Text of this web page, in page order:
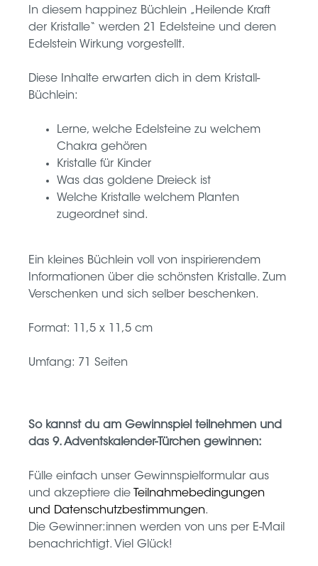
In diesem happinez Büchlein „Heilende Kraft
der Kristalle“ werden 21 Edelsteine und deren
Edelstein Wirkung vorgestellt.
Diese Inhalte erwarten dich in dem Kristall-
Büchlein:
Lerne, welche Edelsteine zu welchem
Chakra gehören
Kristalle für Kinder
Was das goldene Dreieck ist
Welche Kristalle welchem Planten
zugeordnet sind.
Ein kleines Büchlein voll von inspirierendem
Informationen über die schönsten Kristalle. Zum
Verschenken und sich selber beschenken.
Format: 11,5 x 11,5 cm
Umfang: 71 Seiten
So kannst du am Gewinnspiel teilnehmen und
das 9. Adventskalender-Türchen gewinnen:
Fülle einfach unser Gewinnspielformular aus
und akzeptiere die
Teilnahmebedingungen
und Datenschutzbestimmungen.
Die Gewinner:innen werden von uns per E-Mail
benachrichtigt. Viel Glück!